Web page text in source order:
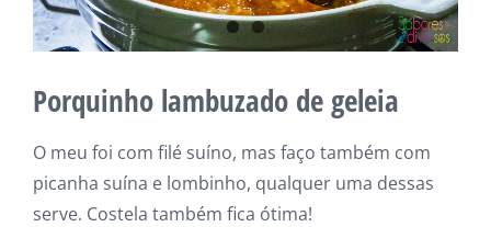
Porquinho lambuzado de geleia
O meu foi com filé suíno, mas faço também com
picanha suína e lombinho, qualquer uma dessas
serve. Costela também fica ótima!